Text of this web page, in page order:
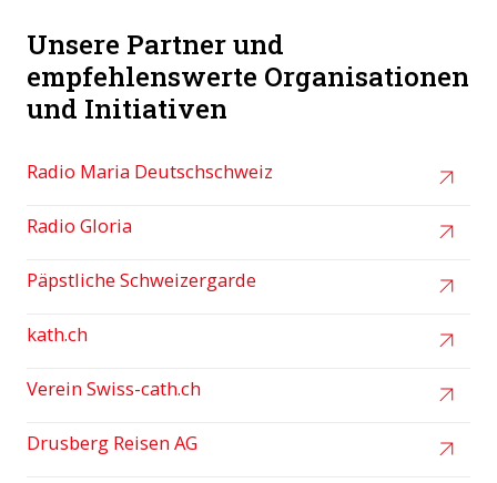
Unsere Partner und
empfehlenswerte Organisationen
und Initiativen
Radio Maria Deutschschweiz
Radio Gloria
Päpstliche Schweizergarde
kath.ch
Verein Swiss-cath.ch
Drusberg Reisen AG